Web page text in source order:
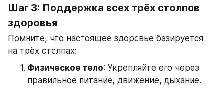
Шаг 3: Поддержка всех трёх столпов
здоровья
Помните, что настоящее здоровье базируется
на трёх столпах:
Физическое тело: Укрепляйте его через
правильное питание, движение, дыхание.